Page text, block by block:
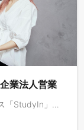
業法人営業
■求人概要 国内No.1の海外教育旅行サービス「StudyIn」で活躍する企業法人営業を募集します。 動画メディアを共通基盤として海外事業を急成長させている株式会社ブルードは、取扱高を三桁億から四桁億へスケールするフェーズにいます。自己資本経営、取扱高約三桁億、営業利益一桁億、日本最大級の教育旅行サービスを運営しており、これから世界で教育旅行サービスの垂直統合モデルを実現し、世界で最も人々のライフチェンジをサポートする企業になりたいと考えています。 ■業務イメージ 海外教育旅行サービスの企業法人営業を担当いただきます。 ■求人概要 現在、教育旅行サービスでは、法人の企業様から社員の海外研修として語学留学を行いたいという問い合わせを頂いており、企業様向けの海外研修プログラムが成長しています。企業への法人営業を中心に、事業企画、組織マネジメントなど、事業をスケールさせる上で必要な業務を担当していただきます。 ■仕事イメージ - 法人顧客の研修ニーズの策定 - 法人の海外研修ニーズに合ったサービスの設計 - 新規顧客の開拓 - 営業体制の構築、マネジメント - 営業プロセスの構築 ■顧客のイメージ 対象顧客は、大別して二つのカテゴリーに分類されます。一つは、海外進出や語学力を必要とする、大企業、中小企業やスタートアップです。顧客の担当者としては、語学力に課題感を持っている事業部長や、社員の英語力をあげることがミッションになっている人事部が顧客ターゲットになります。 二つは、海外留学を検討する顧客を有する、英会話学校や塾です。顧客の担当者としては、英会話学校や塾の責任者や経営陣になります。 事業責任者と議論をしながらPDCAを回し、新規開拓営業を実行いただきます。 ■期待する役割 法人向け事業の新規営業開拓をお任せたいたします。事業責任者と共に法人の海外語学研修ニーズを策定し、最適なプランの開発、営業手法の特定を行い、法人に最適な海外研修プランを提案し、契約を獲得していただきます。 契約獲得後の渡航者サポートもアカウントマネージャーとして行なっていただきます。 一度契約が獲得できれば、顧客企業から語学研修プランを継続的に利用していただくためのアカウントマネジメントも行なっていただきます。